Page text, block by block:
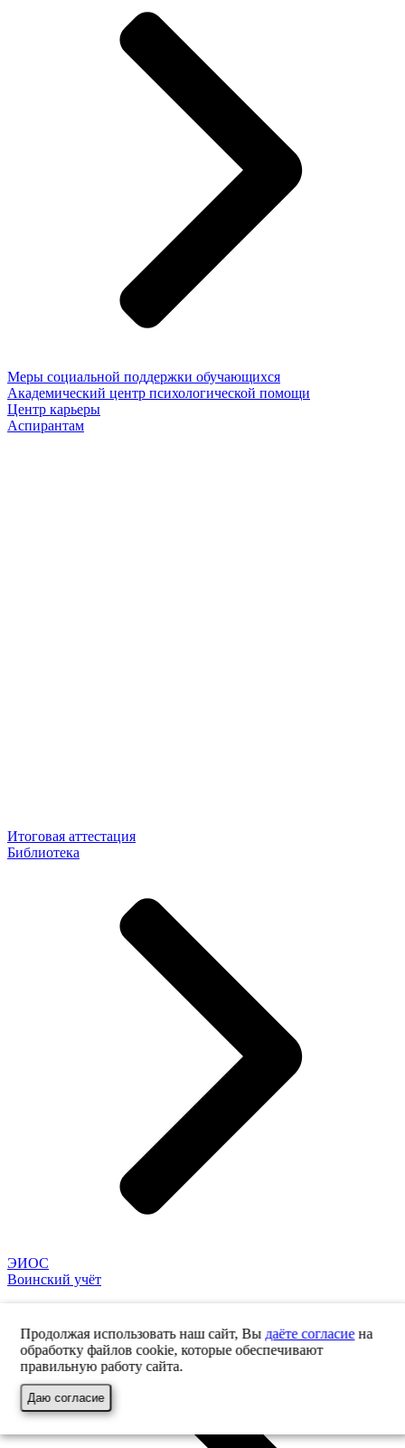
Меры социальной поддержки обучающихся
Академический центр психологической помощи
Центр карьеры
Аспирантам
Итоговая аттестация
Библиотека
ЭИОС
Воинский учёт
Продолжая использовать наш сайт, Вы даёте согласиена
обработку файлов cookie, которые обеспечивают
правильную работу сайта.
Даю согласие